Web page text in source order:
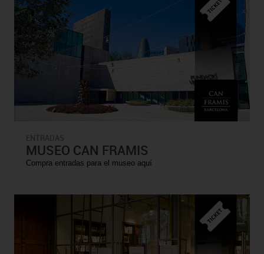
MUSEO CAN FRAMIS
Compra entradas para el museo aquí